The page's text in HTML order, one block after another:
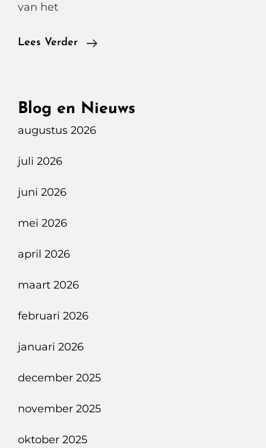
van het
Lees Verder
Zeekr
Hightech
Blog en Nieuws
augustus 2026
juli 2026
juni 2026
mei 2026
april 2026
maart 2026
februari 2026
januari 2026
december 2025
november 2025
oktober 2025